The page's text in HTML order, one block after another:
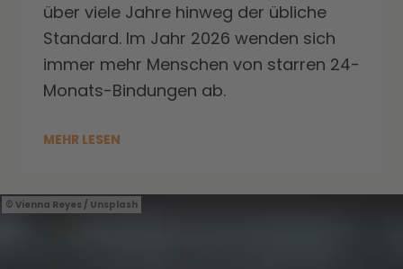
über viele Jahre hinweg der übliche
Standard. Im Jahr 2026 wenden sich
immer mehr Menschen von starren 24-
Monats-Bindungen ab.
MEHR LESEN
Vienna Reyes / Unsplash